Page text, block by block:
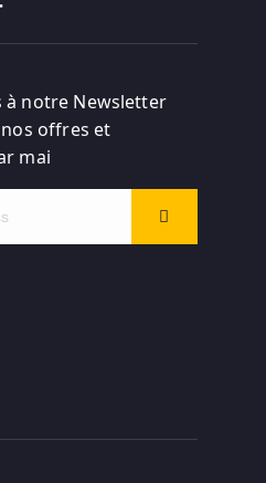
à notre Newsletter
offres et
mai